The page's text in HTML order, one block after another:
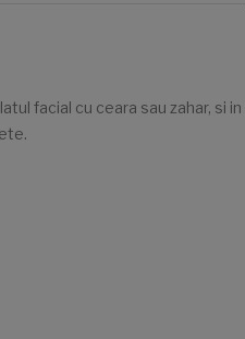
facial cu ceara sau zahar, si